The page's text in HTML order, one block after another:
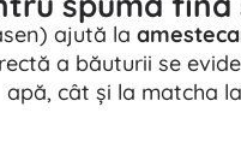
ajută la
a băuturii se
apă, cât și la matcha